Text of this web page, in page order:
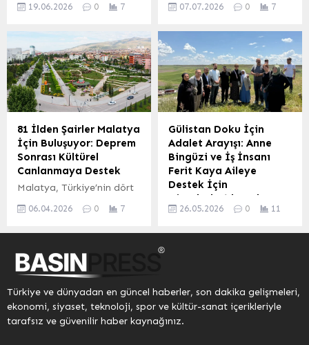
genelindeki üniversite şube
Toplantıda, üniversite
hastanelerinin mevcut
durumu, karşılaştığı
zorluklar ve...
2026 Kültür Sanat
Cemil Meriç’e adadı.
Doğumunun 110. yıl
dönümü münasebetiyle
düzenlenen kapsamlı
sempozyum, düşünürün
edebi ve entelektüel
mirasını gelecek nesillere
aktarmayı amaçladı.
Etkinlik kapsamında
ayrıca ‘Cemil Meriç
Düşünce Yazısı
Yarışması’nda dereceye
giren yarışmacılara
Yarışmada birincilik elde
30...
19.06.2026 0 7
noktalarından biri olan
Belediyesi’nin
öncülüğünde kapsamlı bir
dönüşüm projesiyle
yeniden hayat buluyor.
Battalgazi Belediye
Başkanı Bayram Taşkın,
Ulaştırma ve Altyapı
Bakanlığı PTT Kule A.Ş.
Genel Müdürü İbrahim
Erdoğan ve Malatya
Büyükşehir Belediyesi
Genel Sekreteri Mehmet
Beytur’un katılımıyla
gerçekleştirilen
07.07.2026 0 7
81 İlden Şairler Malatya
İçin Buluşuyor: Deprem
Sonrası Kültürel
Canlanmaya Destek
Malatya, Türkiye’nin dört
ağırlamaya hazırlanıyor.
yaşayan şairlerin kaleme
aldığı ve Malatya temasını
getiriliyor. Bu özel
buluşma, şehrin kültürel
dokusunu zenginleştirmeyi
06.04.2026 0 7
Gülistan Doku İçin
Adalet Arayışı: Anne
Bingüzi ve İş İnsanı
Ferit Kaya Aileye
Destek İçin
Diyarbakır’da Buluştu
Erzurum’da iş insanı Ferit
destek olmak ve
kamuoyunun
gündemindeki dosyanın
26.05.2026 0 11
Türkiye ve dünyadan en güncel haberler, son dakika gelişmeleri,
ekonomi, siyaset, teknoloji, spor ve kültür-sanat içerikleriyle
tarafsız ve güvenilir haber kaynağınız.